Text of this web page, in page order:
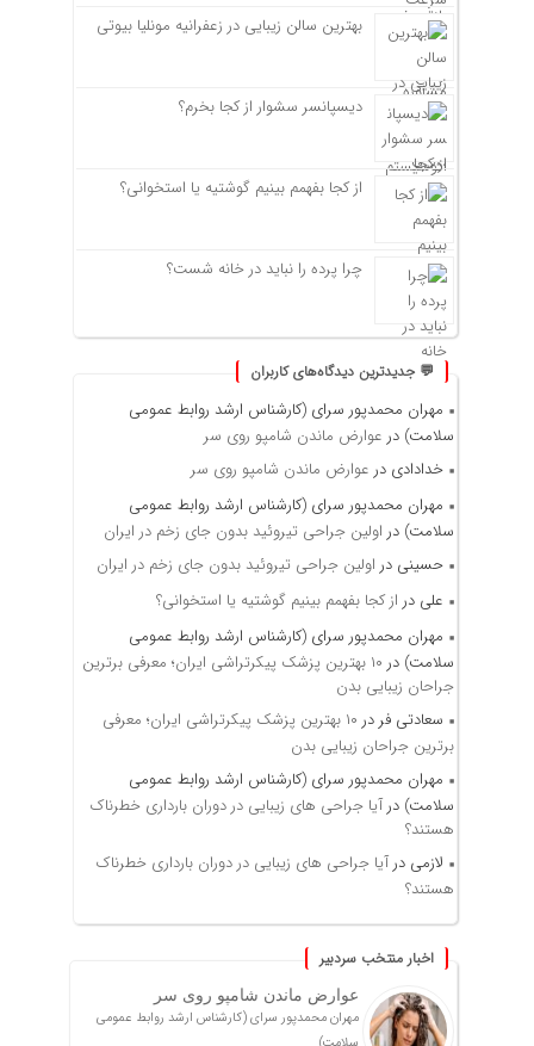
بهترین سالن زیبایی در زعفرانیه مونلیا بیوتی
دیسپانسر سشوار از کجا بخرم؟
از کجا بفهمم بینیم گوشتیه یا استخوانی؟
چرا پرده را نباید در خانه شست؟
💬 جدیدترین دیدگاه‌های کاربران
مهران محمدپور سرای (کارشناس ارشد روابط عمومی
سلامت) در عوارض ماندن شامپو روی سر
خدادادی در عوارض ماندن شامپو روی سر
مهران محمدپور سرای (کارشناس ارشد روابط عمومی
سلامت) در اولین جراحی تیروئید بدون جای زخم در ایران
حسینی در اولین جراحی تیروئید بدون جای زخم در ایران
علی در از کجا بفهمم بینیم گوشتیه یا استخوانی؟
مهران محمدپور سرای (کارشناس ارشد روابط عمومی
سلامت) در
۱۰ بهترین پزشک پیکرتراشی ایران؛ معرفی برترین
جراحان زیبایی بدن
سعادتی فر در
۱۰ بهترین پزشک پیکرتراشی ایران؛ معرفی
برترین جراحان زیبایی بدن
مهران محمدپور سرای (کارشناس ارشد روابط عمومی
سلامت) در آیا جراحی های زیبایی در دوران بارداری خطرناک
هستند؟
لازمی در آیا جراحی های زیبایی در دوران بارداری خطرناک
هستند؟
اخبار منتخب سردبیر
عوارض ماندن شامپو روی سر
مهران محمدپور سرای (کارشناس ارشد روابط عمومی